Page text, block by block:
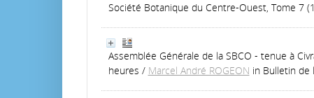
Société Botanique du Centre-Ouest, Tome 7
Assemblée Générale de la SBCO - tenue à
heures / Marcel André ROGEON in Bulletin de